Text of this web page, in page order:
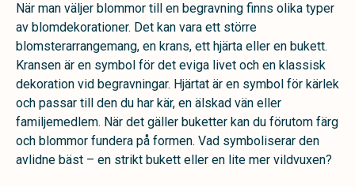
När man väljer blommor till en begravning finns olika typer
av blomdekorationer. Det kan vara ett större
blomsterarrangemang, en krans, ett hjärta eller en bukett.
Kransen är en symbol för det eviga livet och en klassisk
dekoration vid begravningar. Hjärtat är en symbol för kärlek
och passar till den du har kär, en älskad vän eller
familjemedlem. När det gäller buketter kan du förutom färg
och blommor fundera på formen. Vad symboliserar den
avlidne bäst – en strikt bukett eller en lite mer vildvuxen?